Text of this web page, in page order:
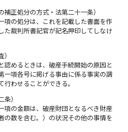
補正処分の方式・法第二十一条）
項の処分は、これを記載した書面を作
た裁判所書記官が記名押印してしなけ
）
認めるときは、破産手続開始の原因と
一項各号に掲げる事由に係る事実の調
わせることができる。
条）
項の金額は、破産財団となるべき財産
の数を含む。）の状況その他の事情を